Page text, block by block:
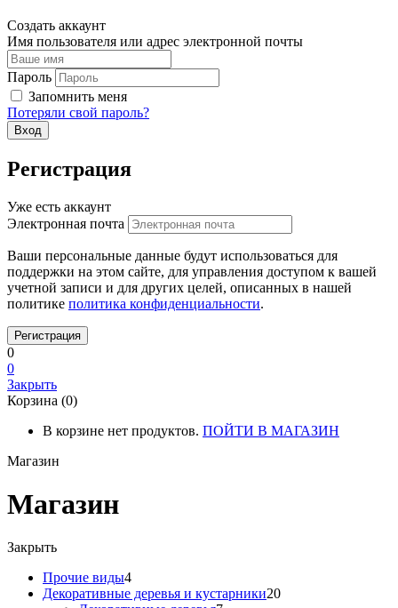
Создать аккаунт
Имя пользователя или адрес электронной почты
Пароль
Запомнить меня
Потеряли свой пароль?
Регистрация
Уже есть аккаунт
Электронная почта
Ваши персональные данные будут использоваться для
поддержки на этом сайте, для управления доступом к вашей
учетной записи и для других целей, описанных в нашей
политике политика конфиденциальности.
0
0
Закрыть
Корзина (0)
В корзине нет продуктов. ПОЙТИ В МАГАЗИН
Магазин
Магазин
Закрыть
Прочие виды44
товара
Декоративные деревья и кустарники2020